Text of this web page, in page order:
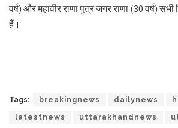
वर्ष) और महावीर राणा पुत्र जगर राणा (30 वर्ष)
हैं।
Tags: breakingnews dailynews
latestnews uttarakhandnews